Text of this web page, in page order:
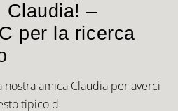
–
per la ricerca
amica Claudia per averci
tipico d